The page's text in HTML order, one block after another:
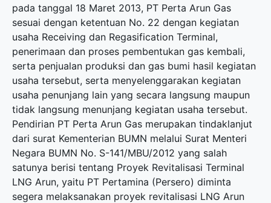
pada tanggal 18 Maret 2013, PT Perta Arun Gas
sesuai dengan ketentuan No. 22 dengan kegiatan
usaha Receiving dan Regasification Terminal,
penerimaan dan proses pembentukan gas kembali,
serta penjualan produksi dan gas bumi hasil kegiatan
usaha tersebut, serta menyelenggarakan kegiatan
usaha penunjang lain yang secara langsung maupun
tidak langsung menunjang kegiatan usaha tersebut.
Pendirian PT Perta Arun Gas merupakan tindaklanjut
dari surat Kementerian BUMN melalui Surat Menteri
Negara BUMN No. S-141/MBU/2012 yang salah
satunya berisi tentang Proyek Revitalisasi Terminal
LNG Arun, yaitu PT Pertamina (Persero) diminta
segera melaksanakan proyek revitalisasi LNG Arun